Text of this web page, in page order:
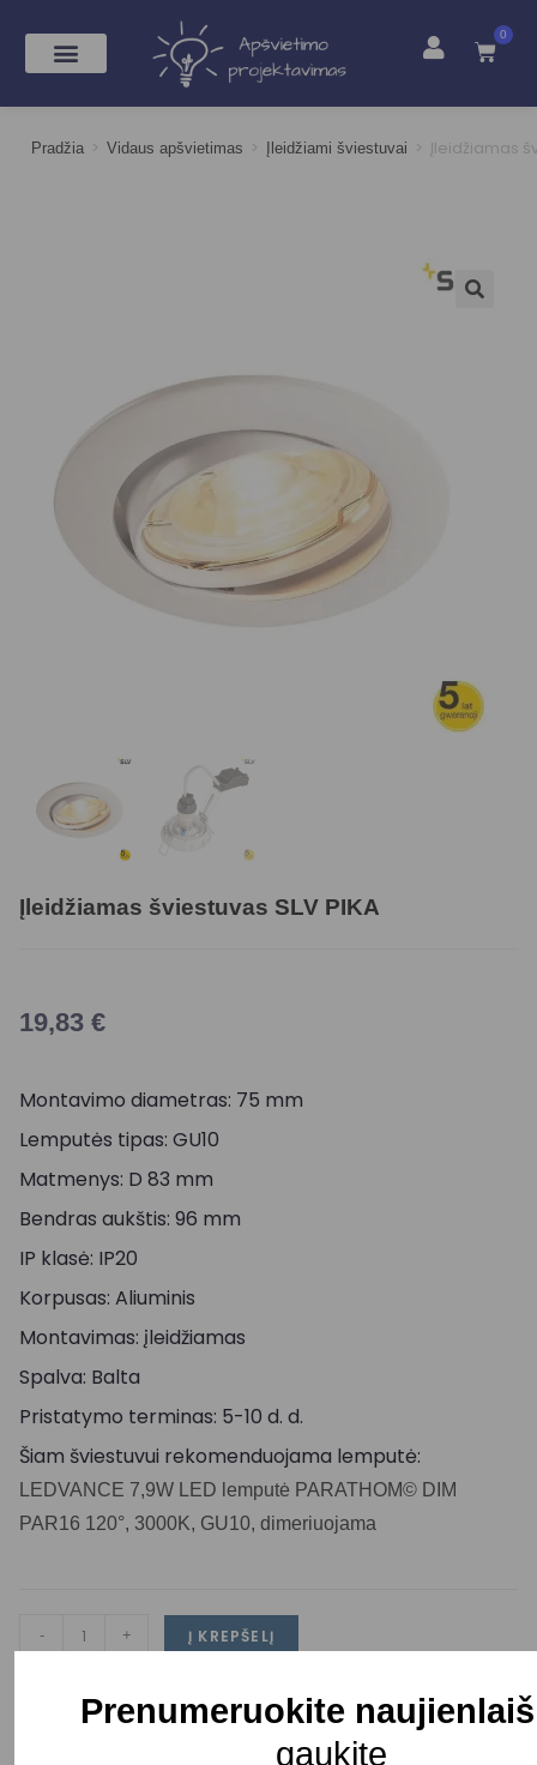
0
Pradžia > Vidaus apšvietimas > Įleidžiami šviestuvai > Įleidžiamas
Įleidžiamas šviestuvas SLV PIKA
19,83 €
Montavimo diametras: 75 mm
Lemputės tipas: GU10
Matmenys: D 83 mm
Bendras aukštis: 96 mm
IP klasė: IP20
Korpusas: Aliuminis
Montavimas: įleidžiamas
Spalva: Balta
Pristatymo terminas: 5-10 d. d.
Šiam šviestuvui rekomenduojama lemputė:
LEDVANCE 7,9W LED lemputė PARATHOM© DIM
PAR16 120°, 3000K, GU10, dimeriuojama
- + Į KREPŠELĮ
Prenumeruokite
gaukite